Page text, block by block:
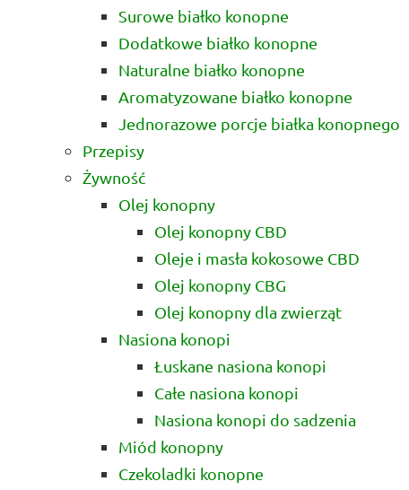
Surowe białko konopne
Dodatkowe białko konopne
Naturalne białko konopne
Aromatyzowane białko konopne
Jednorazowe porcje białka konopnego
Przepisy
Żywność
Olej konopny
Olej konopny CBD
Oleje i masła kokosowe CBD
Olej konopny CBG
Olej konopny dla zwierząt
Nasiona konopi
Łuskane nasiona konopi
Całe nasiona konopi
Nasiona konopi do sadzenia
Miód konopny
Czekoladki konopne